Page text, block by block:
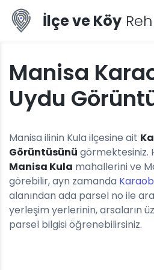
İlçe ve Köy
Manisa
Uydu
Manisa ilinin Kula ilçesine ait
Görüntüsünü görmektesiniz.
Manisa Kula mahallerini ve
görebilir, ayn zamanda
alanından ada parsel no ile
yerleşim yerlerinin, arsaların
parsel bilgisi öğrenebilirsiniz.